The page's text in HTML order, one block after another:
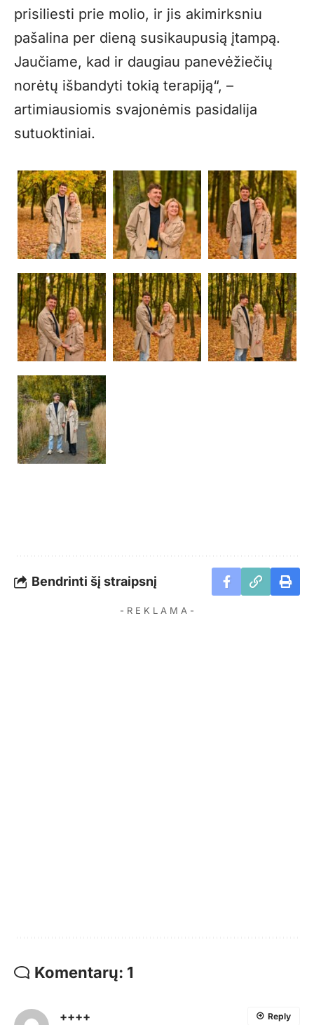
prisiliesti prie molio, ir jis akimirksniu
pašalina per dieną susikaupusią įtampą.
Jaučiame, kad ir daugiau panevėžiečių
norėtų išbandyti tokią terapiją“, –
artimiausiomis svajonėmis pasidalija
sutuoktiniai.
Bendrinti šį straipsnį
- R E K L A M A -
Komentarų: 1
++++ Reply